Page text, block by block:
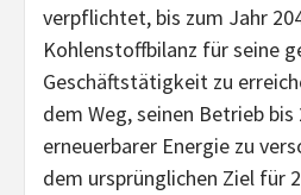
verpflichtet, bis zum Jahr
Kohlenstoffbilanz für seine
Geschäftstätigkeit zu
dem Weg, seinen Betrieb
erneuerbarer Energie zu
dem ursprünglichen Ziel für